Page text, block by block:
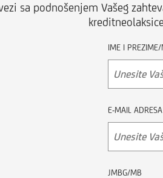
sa podnošenjem Vašeg
IME I
E-MAIL ADRESA
JMBG/MB